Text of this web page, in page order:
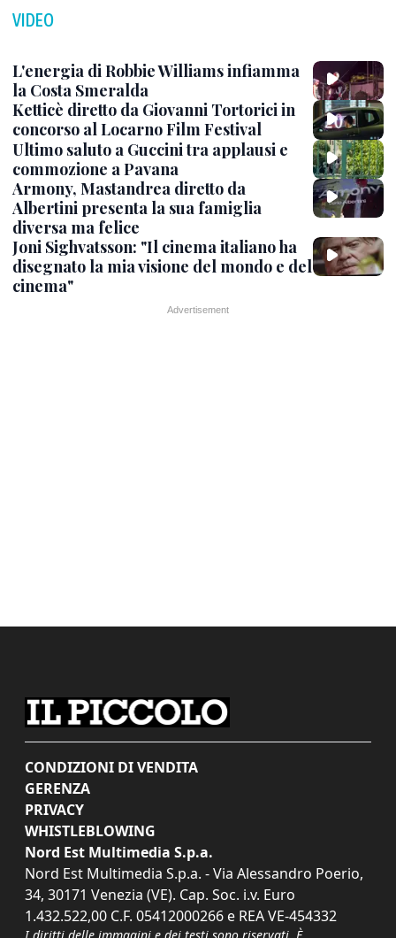
VIDEO
L'energia di Robbie Williams infiamma
la Costa Smeralda
Ketticè diretto da Giovanni Tortorici in
concorso al Locarno Film Festival
Ultimo saluto a Guccini tra applausi e
commozione a Pavana
Armony, Mastandrea diretto da
Albertini presenta la sua famiglia
diversa ma felice
Joni Sighvatsson: "Il cinema italiano ha
disegnato la mia visione del mondo e del
cinema"
CONDIZIONI DI VENDITA
GERENZA
PRIVACY
WHISTLEBLOWING
Nord Est Multimedia S.p.a.
Nord Est Multimedia S.p.a. - Via Alessandro Poerio,
34, 30171 Venezia (VE). Cap. Soc. i.v. Euro
1.432.522,00 C.F. 05412000266 e REA VE-454332